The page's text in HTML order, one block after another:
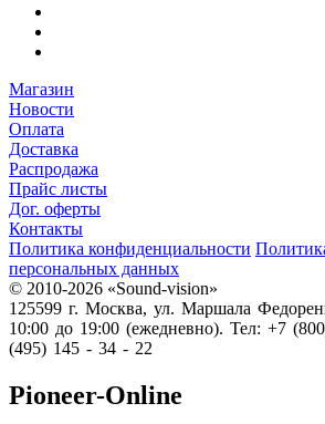
Магазин
Новости
Оплата
Доставка
Распродажа
Прайс листы
Дог. оферты
Контакты
Политика конфиденциальности
персональных данных
© 2010-2026 «Sound-vision»
125599 г. Москва, ул. Маршала
10:00 до 19:00 (ежедневно). Тел: +7
(495) 145 - 34 - 22
Pioneer-Online